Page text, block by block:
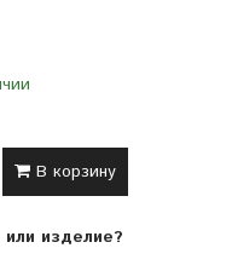
В корзину
изделие?